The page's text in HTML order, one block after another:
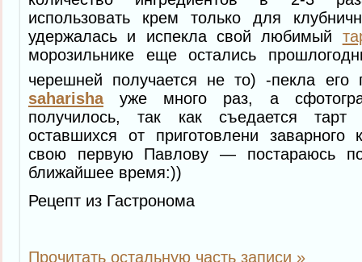
использовать крем только для
удержалась и испекла свой любимый
морозильнике еще остались
черешней получается не то) -пекла
saharishaуже много раз, а
получилось, так как съедается
оставшихся от приготовлени заварного
свою первую Павлову — постараюсь
ближайшее время:))
Рецепт из Гастронома
Прочитать остальную часть записи »